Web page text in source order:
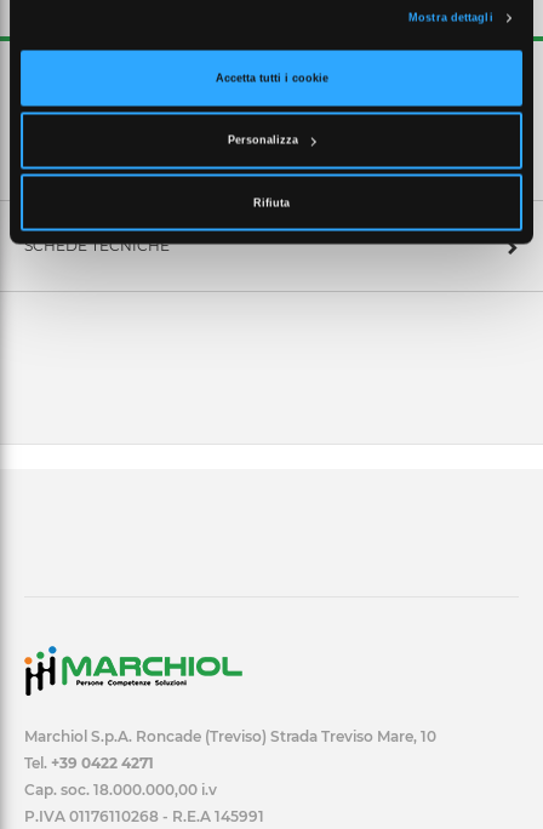
Mostra dettagli
Accetta tutti i cookie
Personalizza
Rifiuta
SCHEDE TECNICHE
Marchiol S.p.A. Roncade (Treviso) Strada Treviso Mare, 10
Tel. +39 0422 4271
Cap. soc. 18.000.000,00 i.v
P.IVA 01176110268 - R.E.A 145991